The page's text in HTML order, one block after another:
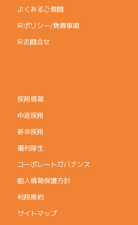
よくあるご質問
IRポリシー/免責事項
IRお問合せ
採用情報
中途採用
新卒採用
福利厚生
コーポレートガバナンス
個人情報保護方針
利用規約
サイトマップ